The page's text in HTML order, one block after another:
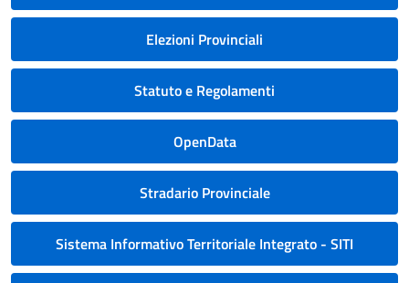
Elezioni Provinciali
Statuto e Regolamenti
OpenData
Stradario Provinciale
Sistema Informativo Territoriale Integrato - SITI